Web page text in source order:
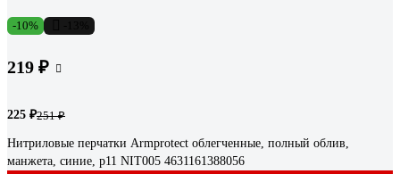
-10%
219 ₽
225 ₽251 ₽
Нитриловые перчатки Armprotect облегченные, полный облив,
манжета, синие, р11 NIT005 4631161388056